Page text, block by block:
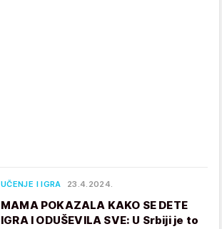
UČENJE I IGRA 23.4.2024.
MAMA POKAZALA KAKO SE DETE
IGRA I ODUŠEVILA SVE: U Srbiji je to